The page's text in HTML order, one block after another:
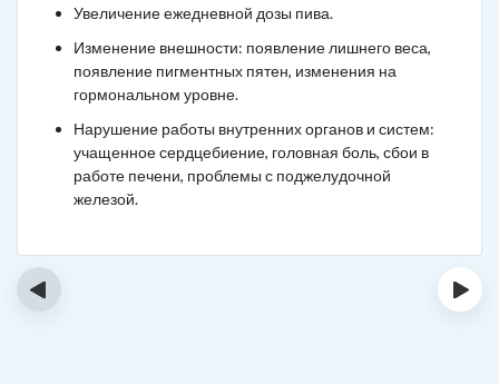
Увеличение ежедневной дозы пива.
Изменение внешности: появление лишнего веса,
появление пигментных пятен, изменения на
гормональном уровне.
Нарушение работы внутренних органов и систем:
учащенное сердцебиение, головная боль, сбои в
работе печени, проблемы с поджелудочной
железой.
‹ ›